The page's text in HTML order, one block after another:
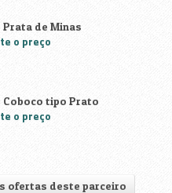
Prata de Minas
o preço
Coboco tipo Prato
o preço
ofertas deste parceiro